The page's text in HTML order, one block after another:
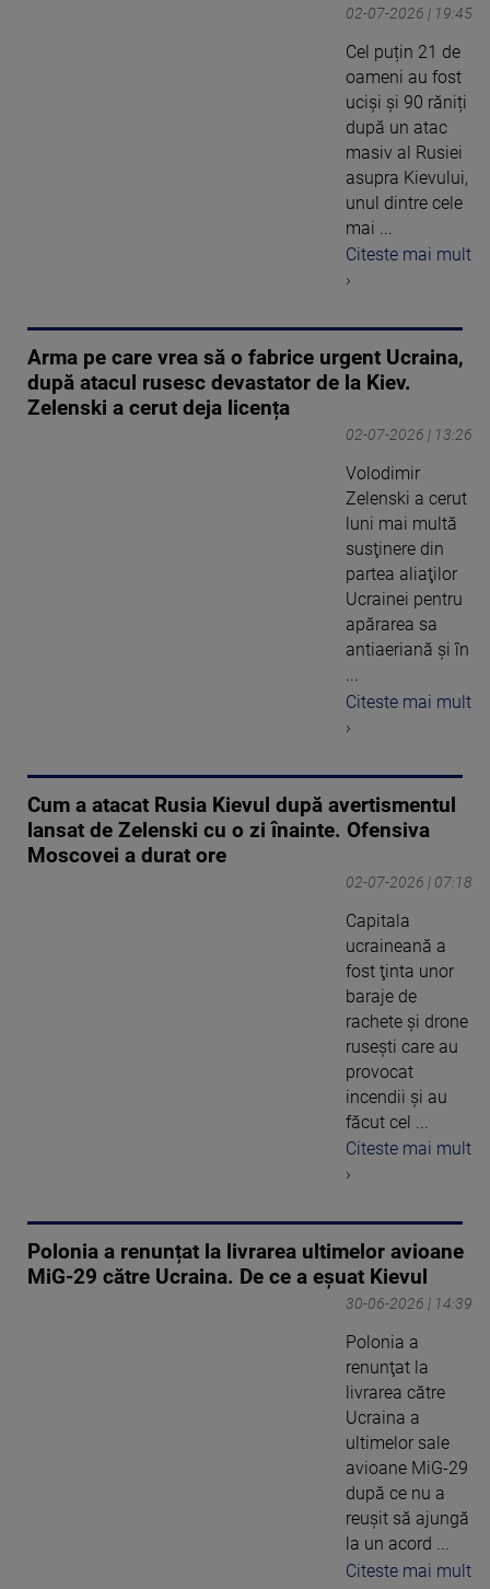
02-07-2026 | 19:45
Cel puțin 21 de
oameni au fost
uciși și 90 răniți
după un atac
masiv al Rusiei
asupra Kievului,
unul dintre cele
mai ...
Citeste mai mult
›
Arma pe care vrea să o fabrice urgent Ucraina,
după atacul rusesc devastator de la Kiev.
Zelenski a cerut deja licența
02-07-2026 | 13:26
Volodimir
Zelenski a cerut
luni mai multă
susţinere din
partea aliaţilor
Ucrainei pentru
apărarea sa
antiaeriană şi în
...
Citeste mai mult
›
Cum a atacat Rusia Kievul după avertismentul
lansat de Zelenski cu o zi înainte. Ofensiva
Moscovei a durat ore
02-07-2026 | 07:18
Capitala
ucraineană a
fost ţinta unor
baraje de
rachete şi drone
ruseşti care au
provocat
incendii şi au
făcut cel ...
Citeste mai mult
›
Polonia a renunțat la livrarea ultimelor avioane
MiG-29 către Ucraina. De ce a eșuat Kievul
30-06-2026 | 14:39
Polonia a
renunţat la
livrarea către
Ucraina a
ultimelor sale
avioane MiG-29
după ce nu a
reuşit să ajungă
la un acord ...
Citeste mai mult